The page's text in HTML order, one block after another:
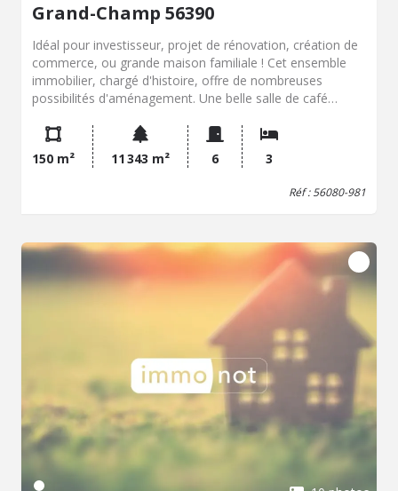
Grand-Champ 56390
Idéal pour investisseur, projet de rénovation, création de
commerce, ou grande maison familiale ! Cet ensemble
immobilier, chargé d'histoire, offre de nombreuses
possibilités d'aménagement. Une belle salle de café
l'étage et un appartement de Type T2, indépendant avec
accès privatif, et un terrain d'env. 1, 3 ha. Des annexes
telles que garages, cave, parking privé et terrains de
boules sont des atouts supplémentaires. La possibilité de
bistrot, salon de thé, lieu culturel....) Travaux à prévoir,
renseignements à l'étude
150 m² 11 343 m² 6 3
Réf : 56080-981